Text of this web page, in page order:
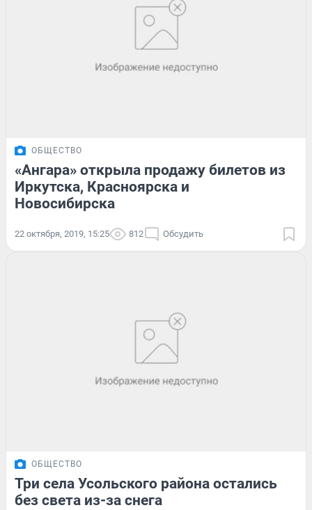
ОБЩЕСТВО
«Ангара» открыла продажу билетов из
Иркутска, Красноярска и
Новосибирска
22 октября, 2019, 15:25 812 Обсудить
ОБЩЕСТВО
Три села Усольского района остались
без света из-за снега